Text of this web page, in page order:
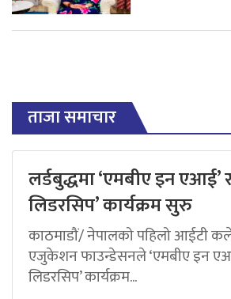
ताजा समाचार
लर्डबुद्धमा ‘एमबीए इन एआई’
लिडरसिप’ कार्यक्रम सुरु
काठमाडौं/ नेपालको पहिलो आईटी
एजुकेशन फाउन्डेसनले ‘एमबीए इन
लिडरसिप’ कार्यक्रम...